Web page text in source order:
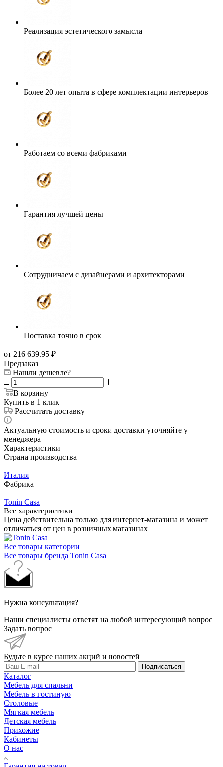
Более 20 лет опыта в сфере комплектации интерьеров
Работаем со всеми фабриками
Гарантия лучшей цены
Сотрудничаем с дизайнерами и архитекторами
Поставка точно в срок
Предзаказ
Нашли дешевле?
В корзину
Купить в 1 клик
Рассчитать доставку
Актуальную стоимость и сроки доставки уточняйте у
менеджера
Характеристики
Страна производства
—
Италия
Фабрика
—
Tonin Casa
Все характеристики
Цена действительна только для интернет-магазина и может
отличаться от цен в розничных магазинах
Все товары категории
Все товары бренда Tonin Casa
Нужна консультация?
Наши специалисты ответят на любой интересующий вопрос
Будьте в курсе наших акций и новостей
Каталог
Мебель для спальни
Мебель в гостиную
Столовые
Мягкая мебель
Детская мебель
Прихожие
Кабинеты
О нас
Гарантия на товар
Политика
Отзывы
Фабрики